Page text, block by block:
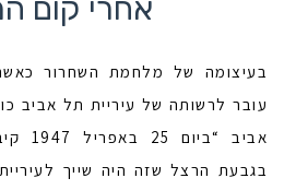
אחרי קום
בעיצומה של מלחמת השחרור
עובר לרשותה של עיריית תל אביב
בגבעת הרצל שזה היה שייך